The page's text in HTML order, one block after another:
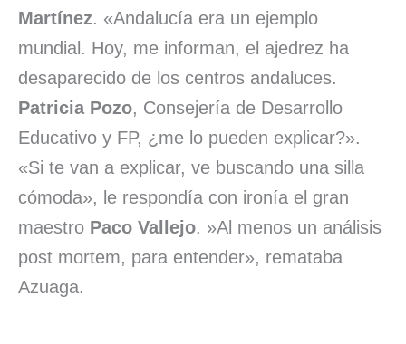
Martínez. «Andalucía era un ejemplo
mundial. Hoy, me informan, el ajedrez ha
desaparecido de los centros andaluces.
Patricia Pozo, Consejería de Desarrollo
Educativo y FP, ¿me lo pueden explicar?».
«Si te van a explicar, ve buscando una silla
cómoda», le respondía con ironía el gran
maestro Paco Vallejo. »Al menos un análisis
post mortem, para entender», remataba
Azuaga.